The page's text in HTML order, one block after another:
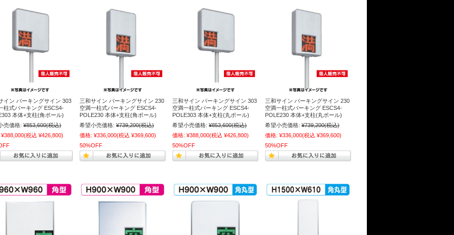
イン パーキングサイン 303
柱式パーキング ESCS4-
本体+支柱(角ポール)
売価格: ¥853,600(税込)
¥388,000(税込 ¥426,800)
三和サイン パーキングサイン 230
空満一柱式パーキング ESCS4-
POLE230 本体+支柱(角ポール)
希望小売価格: ¥739,200(税込)
価格: ¥336,000(税込 ¥369,600)
50%OFF
三和サイン パーキングサイン 303
空満一柱式パーキング ESCS4-
POLE303 本体+支柱(丸ポール)
希望小売価格: ¥853,600(税込)
価格: ¥388,000(税込 ¥426,800)
50%OFF
三和サイン パーキングサイン 230
空満一柱式パーキング ESCS4-
POLE230 本体+支柱(丸ポール)
希望小売価格: ¥739,200(税込)
価格: ¥336,000(税込 ¥369,600)
50%OFF